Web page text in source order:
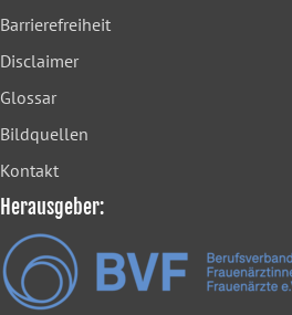
Barrierefreiheit
Disclaimer
Glossar
Bildquellen
Kontakt
Herausgeber: